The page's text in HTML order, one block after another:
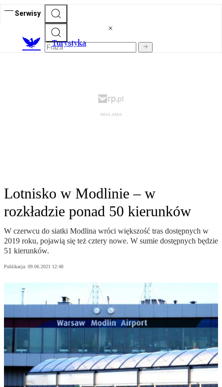
Serwisy
Turystyka
Lotnisko w Modlinie – w
rozkładzie ponad 50 kierunków
W czerwcu do siatki Modlina wróci większość tras dostępnych w
2019 roku, pojawią się też cztery nowe. W sumie dostępnych będzie
51 kierunków.
Publikacja: 09.06.2021 12:48